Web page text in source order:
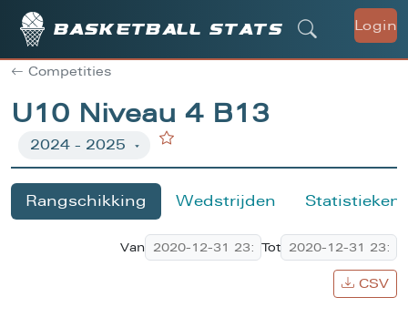
Basketball stats Login
Competities
U10 Niveau 4 B13
Rangschikking Wedstrijden Statistieken
Van Tot
CSV